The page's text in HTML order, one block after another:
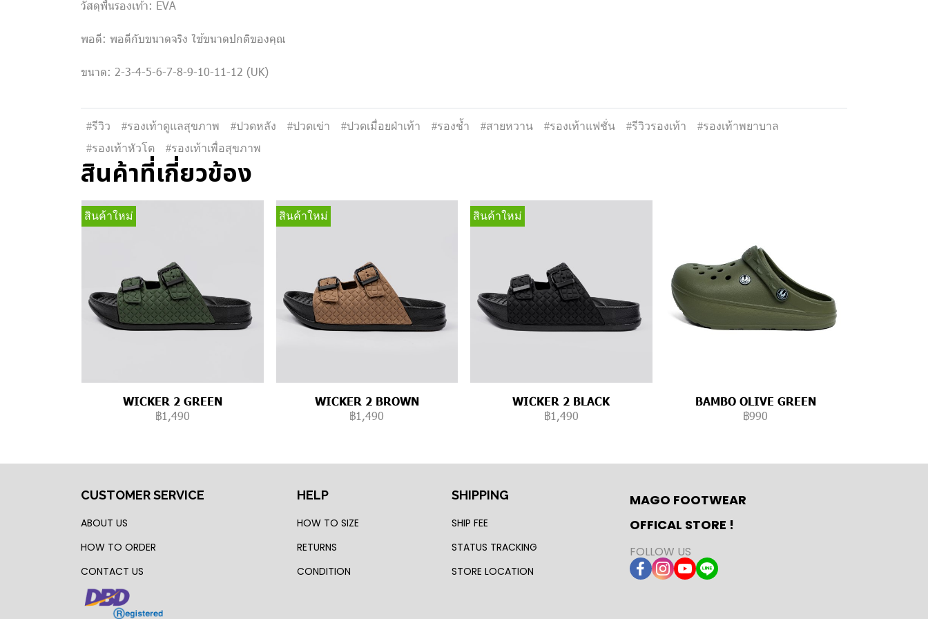
วัสดุพื้นรองเท้า: EVA
พอดี: พอดีกับขนาดจริง ใช้ขนาดปกติของคุณ
ขนาด: 2-3-4-5-6-7-8-9-10-11-12 (UK)
#รีวิว #รองเท้าดูแลสุขภาพ #ปวดหลัง #ปวดเข่า #ปวดเมื่อยฝ่าเท้า #รองช้ำ #สายหวาน #รองเท้าแฟชั่น #รีวิวรองเท้า
#รองเท้าพยาบาล
#รองเท้าหัวโต
#รองเท้าเพื่อสุขภาพ
สินค้าที่เกี่ยวข้อง
สินค้าใหม่
WICKER 2 GREEN
฿1,490
สินค้าใหม่
WICKER 2 BROWN
฿1,490
สินค้าใหม่
WICKER 2 BLACK
฿1,490
BAMBO OLIVE GREEN
฿990
CUSTOMER SERVICE
ABOUT US
HOW TO ORDER
CONTACT US
HELP
HOW TO SIZE
RETURNS
CONDITION
SHIPPING
SHIP FEE
STATUS TRACKING
STORE LOCATION
MAGO FOOTWEAR
OFFICAL STORE !
FOLLOW US